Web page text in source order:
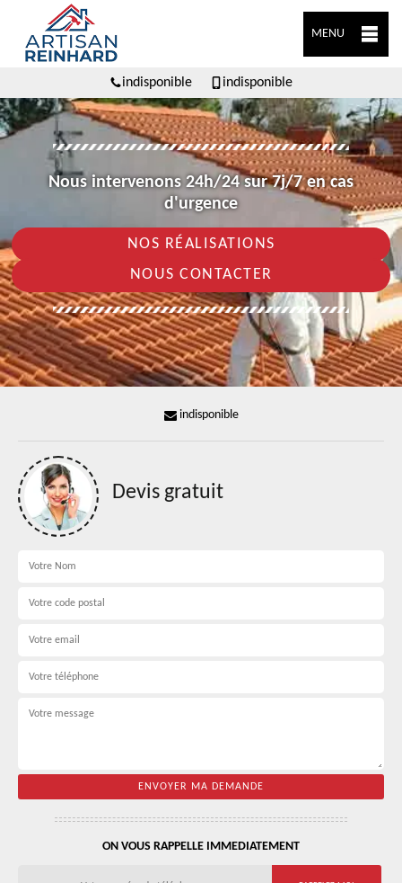
MENU
indisponible indisponible
Nous intervenons 24h/24 sur 7j/7 en cas
d'urgence
NOS RÉALISATIONS
NOUS CONTACTER
indisponible
Devis gratuit
ON VOUS RAPPELLE IMMEDIATEMENT